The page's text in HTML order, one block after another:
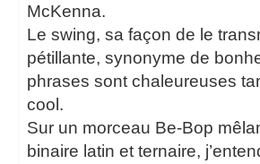
McKenna.
Le swing, sa façon de le
pétillante, synonyme de
phrases sont chaleureuses
cool.
Sur un morceau Be-Bop
binaire latin et ternaire,